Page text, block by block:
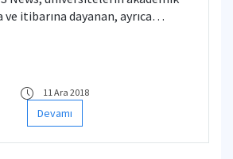
itibarına dayanan, ayrıca
11 Ara 2018
Devamı